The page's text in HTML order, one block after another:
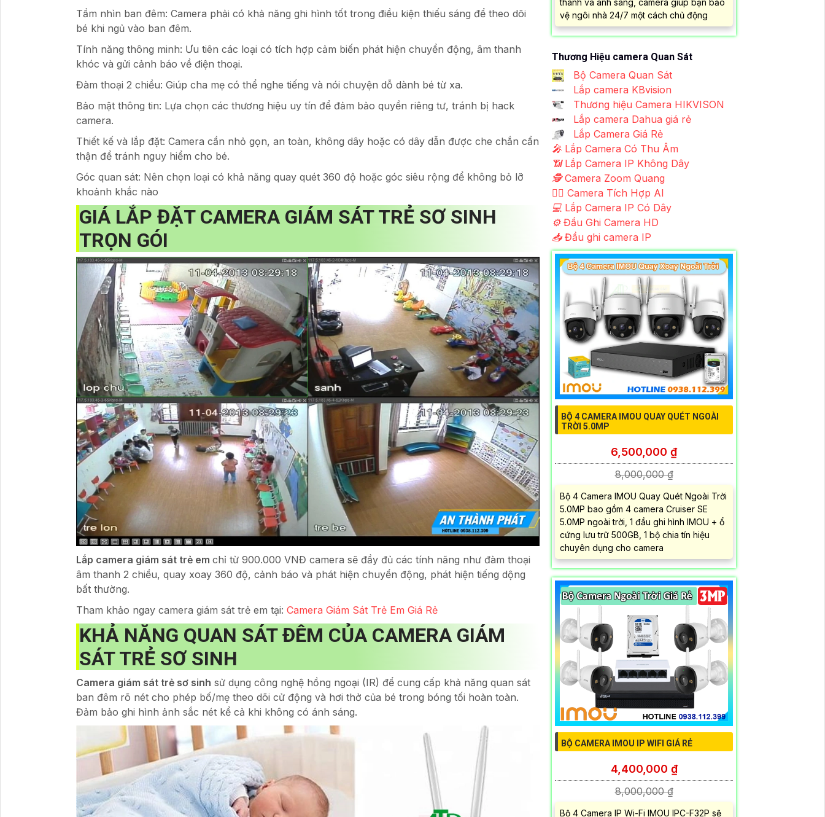
Tầm nhìn ban đêm: Camera phải có khả năng ghi hình tốt trong điều kiện thiếu sáng để theo dõi
bé khi ngủ vào ban đêm.
Tính năng thông minh: Ưu tiên các loại có tích hợp cảm biến phát hiện chuyển động, âm thanh
khóc và gửi cảnh báo về điện thoại.
Đàm thoại 2 chiều: Giúp cha mẹ có thể nghe tiếng và nói chuyện dỗ dành bé từ xa.
Bảo mật thông tin: Lựa chọn các thương hiệu uy tín để đảm bảo quyền riêng tư, tránh bị hack
camera.
Thiết kế và lắp đặt: Camera cần nhỏ gọn, an toàn, không dây hoặc có dây dẫn được che chắn cẩn
thận để tránh nguy hiểm cho bé.
Góc quan sát: Nên chọn loại có khả năng quay quét 360 độ hoặc góc siêu rộng để không bỏ lỡ
khoảnh khắc nào
GIÁ LẮP ĐẶT CAMERA GIÁM SÁT TRẺ SƠ SINH
TRỌN GÓI
Lắp camera giám sát trẻ em chỉ từ 900.000 VNĐ camera sẽ đầy đủ các tính năng như đàm thoại
âm thanh 2 chiều, quay xoay 360 độ, cảnh báo và phát hiện chuyển động, phát hiện tiếng dộng
bất thường.
Tham khảo ngay camera giám sát trẻ em tại: Camera Giám Sát Trẻ Em Giá Rẻ
KHẢ NĂNG QUAN SÁT ĐÊM CỦA CAMERA GIÁM
SÁT TRẺ SƠ SINH
Camera giám sát trẻ sơ sinh sử dụng công nghệ hồng ngoại (IR) để cung cấp khả năng quan sát
ban đêm rõ nét cho phép bố/mẹ theo dõi cử động và hơi thở của bé trong bóng tối hoàn toàn.
Đảm bảo ghi hình ảnh sắc nét kể cả khi không có ánh sáng.
vệ ngôi nhà 24/7 một cách chủ động
Thương Hiệu camera Quan Sát
Bộ Camera Quan Sát
Lắp camera KBvision
Thương hiệu Camera HIKVISON
Lắp camera Dahua giá rẻ
Lắp Camera Giá Rẻ
️🎤️ Lắp Camera Có Thu Âm
📶 Lắp Camera IP Không Dây
🕵️Camera Zoom Quang
🧛‍♀️ Camera Tích Hợp AI
💻 Lắp Camera IP Có Dây
⚙️Đầu Ghi Camera HD
📥Đầu ghi camera IP
BỘ 4 CAMERA IMOU QUAY QUÉT NGOÀI
TRỜI 5.0MP
6,500,000 ₫
8,000,000 ₫
Bộ 4 Camera IMOU Quay Quét Ngoài Trời
5.0MP bao gồm 4 camera Cruiser SE
5.0MP ngoài trời, 1 đầu ghi hình IMOU + ổ
cứng lưu trữ 500GB, 1 bộ chia tín hiệu
chuyên dụng cho camera
BỘ CAMERA IMOU IP WIFI GIÁ RẺ
4,400,000 ₫
8,000,000 ₫
Bộ 4 Camera IP Wi-Fi IMOU IPC-F32P sẽ